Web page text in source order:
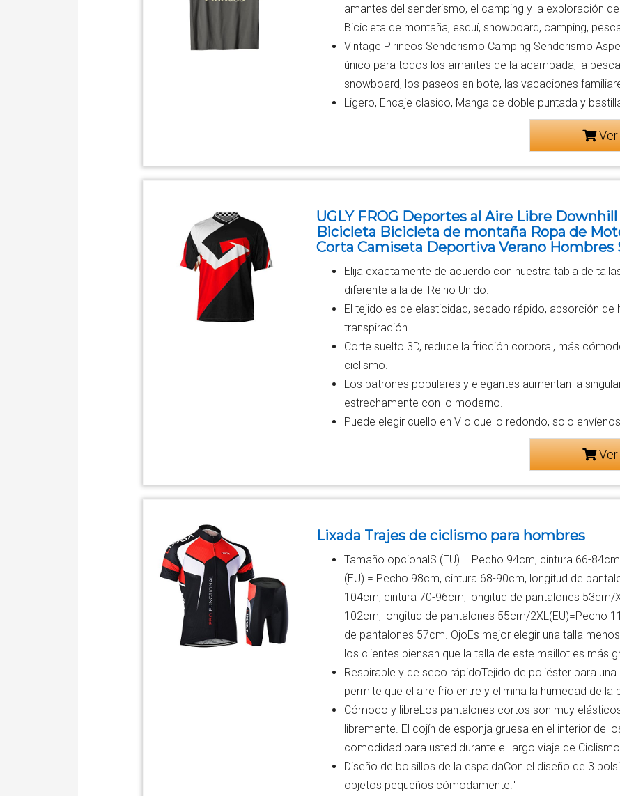
amantes del senderismo, el camping y la exploración
Bicicleta de montaña, esquí, snowboard, camping,
Vintage Pirineos Senderismo Camping Senderismo
único para todos los amantes de la acampada, la
snowboard, los paseos en bote, las vacaciones
Ligero, Encaje clasico, Manga de doble puntada y
Ver
UGLY FROG Deportes al Aire Libre
Bicicleta Bicicleta de montaña Ropa de
Corta Camiseta Deportiva Verano Hombres
Elija exactamente de acuerdo con nuestra tabla de
diferente a la del Reino Unido.
El tejido es de elasticidad, secado rápido, absorción de
transpiración.
Corte suelto 3D, reduce la fricción corporal, más
ciclismo.
Los patrones populares y elegantes aumentan la
estrechamente con lo moderno.
Puede elegir cuello en V o cuello redondo, solo
Ver
Lixada Trajes de ciclismo para hombres
Tamaño opcionalS (EU) = Pecho 94cm, cintura 66-
(EU) = Pecho 98cm, cintura 68-90cm, longitud de
104cm, cintura 70-96cm, longitud de pantalones 53cm/
102cm, longitud de pantalones 55cm/2XL(EU)=Pecho
de pantalones 57cm. OjoEs mejor elegir una talla
los clientes piensan que la talla de este maillot es más
Respirable y de seco rápidoTejido de poliéster para
permite que el aire frío entre y elimina la humedad de la
Cómodo y libreLos pantalones cortos son muy
libremente. El cojín de esponja gruesa en el interior de
comodidad para usted durante el largo viaje de
Diseño de bolsillos de la espaldaCon el diseño de 3
objetos pequeños cómodamente."